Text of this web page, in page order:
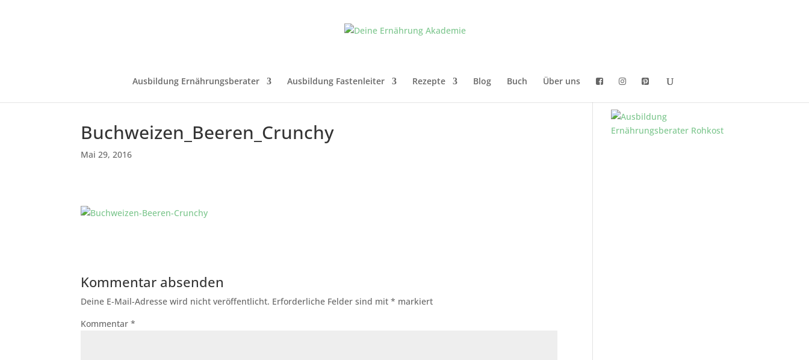
Ausbildung Ernährungsberater Ausbildung Fastenleiter Rezepte Blog Buch Über uns
Buchweizen_Beeren_Crunchy
Mai 29, 2016
Kommentar absenden
Deine E-Mail-Adresse wird nicht veröffentlicht. Erforderliche Felder sind mit* markiert
Kommentar*